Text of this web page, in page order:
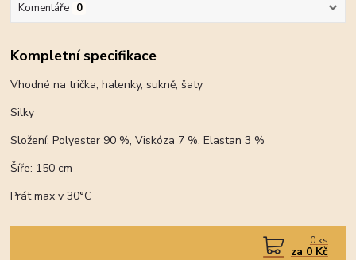
Komentáře 0
Kompletní specifikace
Vhodné na trička, halenky, sukně, šaty
Silky
Složení: Polyester 90 %, Viskóza 7 %, Elastan 3 %
Šíře: 150 cm
Prát max v 30°C
0 ks
za 0 Kč